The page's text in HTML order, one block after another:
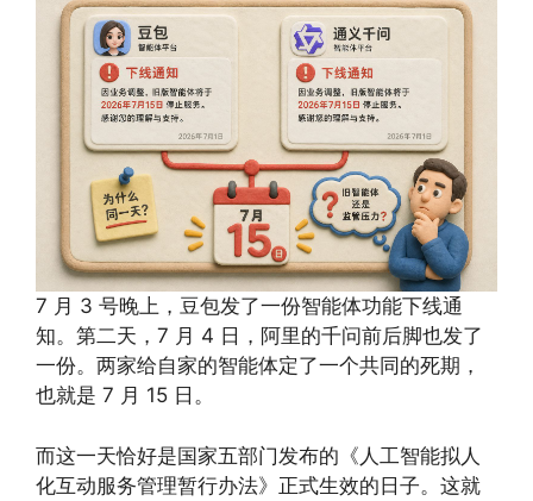
7 月 3 号晚上，豆包发了一份智能体功能下线通
知。第二天，7 月 4 日，阿里的千问前后脚也发了
一份。两家给自家的智能体定了一个共同的死期，
也就是 7 月 15 日。
而这一天恰好是国家五部门发布的《人工智能拟人
化互动服务管理暂行办法》正式生效的日子。这就